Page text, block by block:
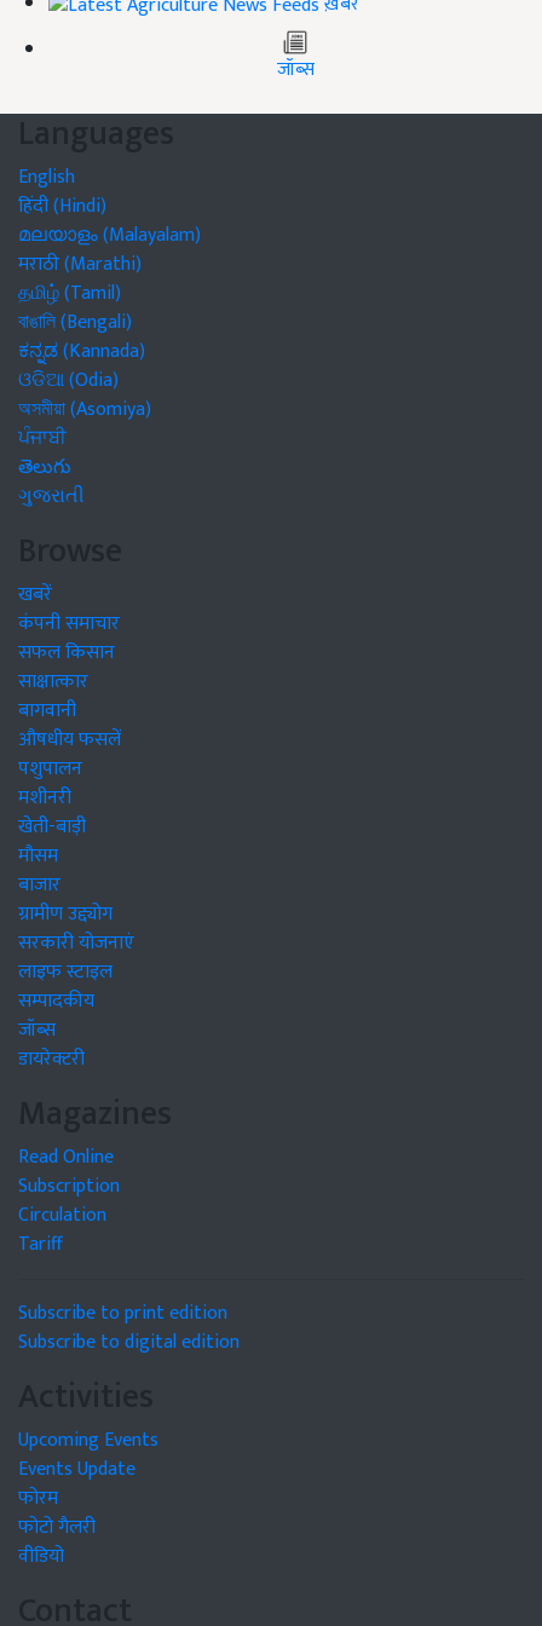
जॉब्स
Languages
English
हिंदी (Hindi)
മലയാളം (Malayalam)
मराठी (Marathi)
தமிழ் (Tamil)
বাঙালি (Bengali)
ಕನ್ನಡ (Kannada)
ଓଡିଆ (Odia)
অসমীয়া (Asomiya)
ਪੰਜਾਬੀ
తెలుగు
ગુજરાતી
Browse
खबरें
कंपनी समाचार
सफल किसान
साक्षात्कार
बागवानी
औषधीय फसलें
पशुपालन
मशीनरी
खेती-बाड़ी
मौसम
बाजार
ग्रामीण उद्द्योग
सरकारी योजनाएं
लाइफ स्टाइल
सम्पादकीय
जॉब्स
डायरेक्टरी
Magazines
Read Online
Subscription
Circulation
Tariff
Subscribe to print edition
Subscribe to digital edition
Activities
Upcoming Events
Events Update
फोरम
फोटो गैलरी
वीडियो
Contact